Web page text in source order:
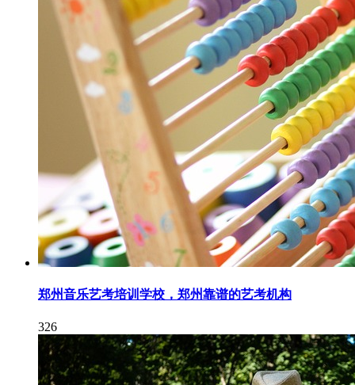
郑州音乐艺考培训学校，郑州靠谱的艺考机构
326